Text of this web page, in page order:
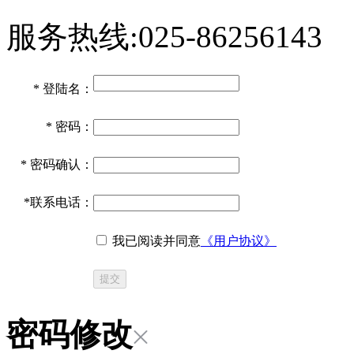
服务热线:025-86256143
* 登陆名：
* 密码：
* 密码确认：
*联系电话：
我已阅读并同意 《用户协议》
提交
密码修改